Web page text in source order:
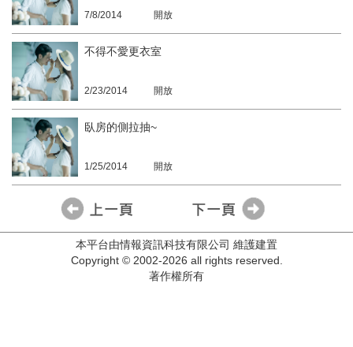
7/8/2014 開放
不得不愛更衣室
2/23/2014 開放
臥房的側拉抽~
1/25/2014 開放
本平台由情報資訊科技有限公司 維護建置
Copyright © 2002-2026 all rights reserved.
著作權所有